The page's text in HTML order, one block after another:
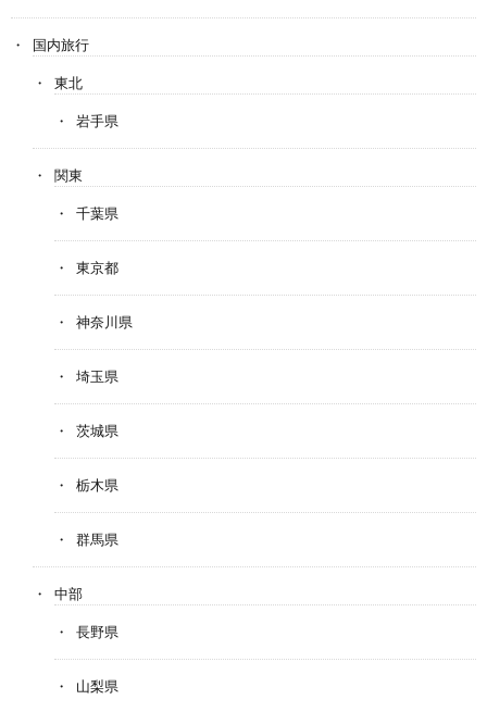
国内旅行
東北
岩手県
関東
千葉県
東京都
神奈川県
埼玉県
茨城県
栃木県
群馬県
中部
長野県
山梨県